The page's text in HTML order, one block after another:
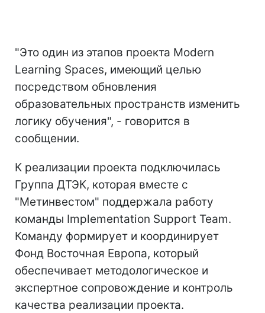
"Это один из этапов проекта Modern
Learning Spaces, имеющий целью
посредством обновления
образовательных пространств изменить
логику обучения", - говорится в
сообщении.
К реализации проекта подключилась
Группа ДТЭК, которая вместе с
"Метинвестом" поддержала работу
команды Implementation Support Team.
Команду формирует и координирует
Фонд Восточная Европа, который
обеспечивает методологическое и
экспертное сопровождение и контроль
качества реализации проекта.